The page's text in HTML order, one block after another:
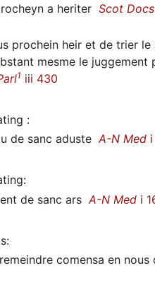
a heriter Scot Docs
prochein heir et de trier le
mesme le juggement
1 iii 430
:
de sanc adusteA-N Med
:
de sanc ars A-N Med i
:
comensa en nous